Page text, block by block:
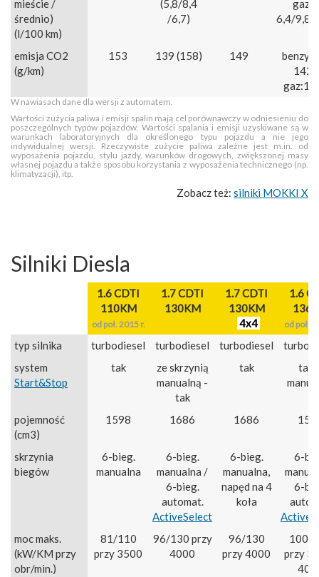
mieście /
średnio)
(l/100 km)
(5,8/8,4
/6,7)
gaz:
6,4/9,8/
emisja CO2
(g/km)
153 139 (158) 149
142
W nawiasach dane dla wersji z automatem.
Wartości zużycia paliwa i emisji spalin mają cel porównawczy w odniesieniu do
poszczególnych typów pojazdów. Wartości spalania i emisji uzyskiwane są w
warunkach laboratoryjnych dla określonego typu pojazdu a nie jego
indywidualnej wersji. Rzeczywiste zużycie paliwa zależne jest m.in. od
wyposażenia pojazdu, stylu jazdy, warunków drogowych, zwiększonej masy
własnej pojazdu a także sposobu korzystania z wyposażenia technicznego (np.
klimatyzacji), itp.
Zobacz też: silniki MOKKI X
Silniki Diesla
1.6 CDTI
110KM
od poł. 2015 r.
1.7 CDTI
130KM
1.7 CDTI
130KM
4x4
1.6
od poł.
typ silnika turbodiesel turbodiesel turbodiesel
system
Start&Stop
tak
ze skrzynią
manualną -
tak
tak
tak,
pojemność
(cm3)
1598 1686 1686
skrzynia
biegów
6-bieg.
manualna
6-bieg.
manualna /
6-bieg.
automat.
ActiveSelect
6-bieg.
manualna,
napęd na 4
koła
6-
6-
moc maks.
(kW/KM przy
obr/min.)
81/110
przy 3500
96/130 przy
4000
96/130
przy 4000
100/
przy